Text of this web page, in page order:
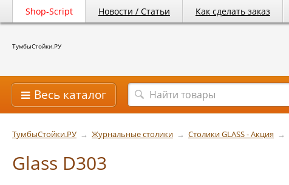
Shop-Script Новости / Статьи Как сделать заказ
ТумбыСтойки.РУ
Весь каталог
ТумбыСтойки.РУ → Журнальные столики → Столики GLASS - Акция →
Glass D303